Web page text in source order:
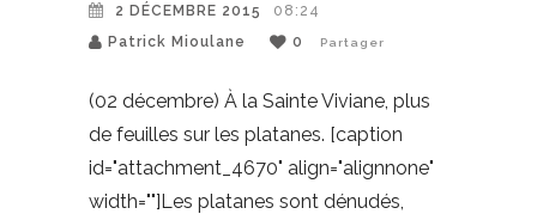
2 DÉCEMBRE 2015
08:24
Patrick Mioulane
0 Partager
(02 décembre) À la Sainte Viviane, plus
de feuilles sur les platanes. [caption
id="attachment_4670" align="alignnone"
width=""]Les platanes sont dénudés,